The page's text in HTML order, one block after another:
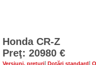
Honda CR-Z
Preţ: 20980 €
Versiuni, preţuri Dotări standard